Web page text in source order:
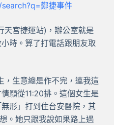
鄭捷事件
天宮捷運站)，辦公室就是
時。算了打電話跟朋友取
，生意總是作不完，連我這
願從11:20排。這個女生是
形」打到住台安醫院，其
。她只跟我說如果路上遇